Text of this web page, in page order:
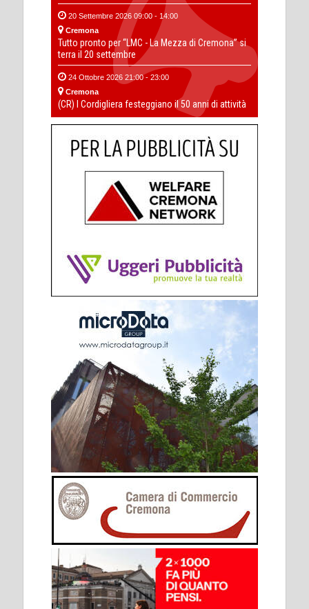
20 Settembre 2026 09:00 - 14:00
Cremona
Tutto pronto per “LMC - La Mezza di Cremona” si
terra il 20 settembre
24 Ottobre 2026 21:00 - 23:00
Cremona
(CR) I Cordigliera festeggiano il 50 anni di attività